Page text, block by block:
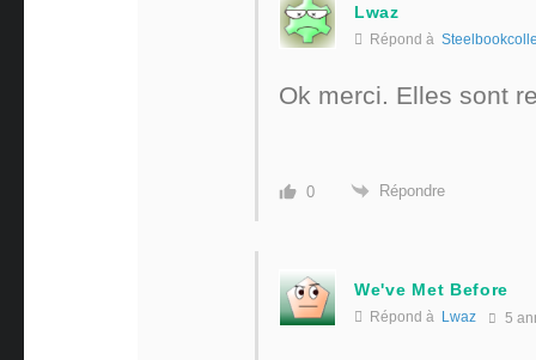
Lwaz
Répond à
Ok merci. Elles sont
0 Répondre
We've Met Before
Répond à Lwaz 5